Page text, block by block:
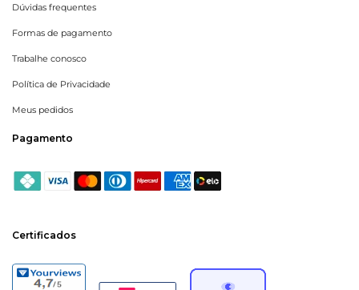
Dúvidas frequentes
Formas de pagamento
Trabalhe conosco
Política de Privacidade
Meus pedidos
Pagamento
Certificados